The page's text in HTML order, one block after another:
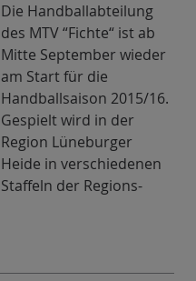
Die Handballabteilung
des MTV “Fichte“ ist ab
Mitte September wieder
am Start für die
Handballsaison 2015/16.
Gespielt wird in der
Region Lüneburger
Heide in verschiedenen
Staffeln der Regions-